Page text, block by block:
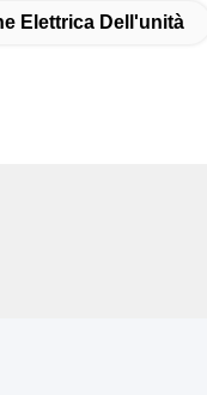
Elettrica Dell'unità